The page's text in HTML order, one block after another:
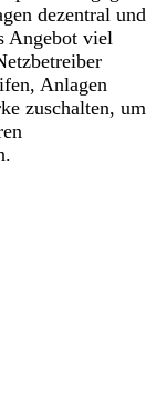
dezentral und
Angebot viel
Anlagen
zuschalten, um